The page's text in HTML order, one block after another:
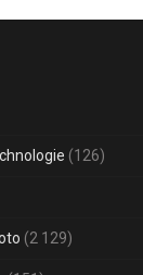
(126)
(2 129)